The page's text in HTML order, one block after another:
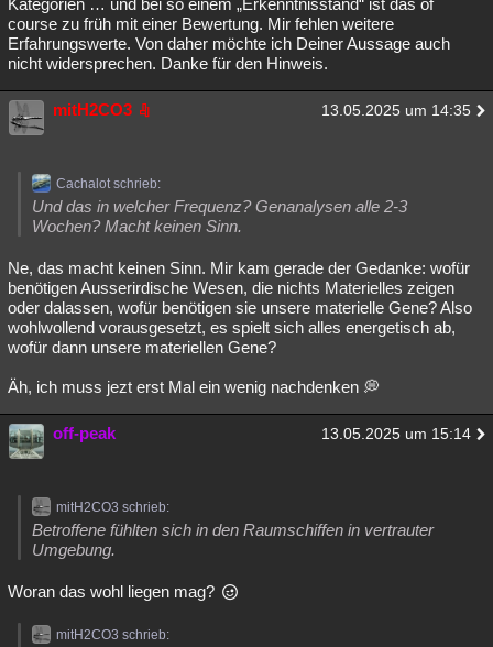
Kategorien … und bei so einem „Erkenntnisstand“ ist das of
course zu früh mit einer Bewertung. Mir fehlen weitere
Erfahrungswerte. Von daher möchte ich Deiner Aussage auch
nicht widersprechen. Danke für den Hinweis.
mitH2CO3 13.05.2025 um 14:35
Cachalot schrieb:
Und das in welcher Frequenz? Genanalysen alle 2-3
Wochen? Macht keinen Sinn.
Ne, das macht keinen Sinn. Mir kam gerade der Gedanke: wofür
benötigen Ausserirdische Wesen, die nichts Materielles zeigen
oder dalassen, wofür benötigen sie unsere materielle Gene? Also
wohlwollend vorausgesetzt, es spielt sich alles energetisch ab,
wofür dann unsere materiellen Gene?
Äh, ich muss jezt erst Mal ein wenig nachdenken 💭
off-peak 13.05.2025 um 15:14
mitH2CO3 schrieb:
Betroffene fühlten sich in den Raumschiffen in vertrauter
Umgebung.
Woran das wohl liegen mag?
mitH2CO3 schrieb: